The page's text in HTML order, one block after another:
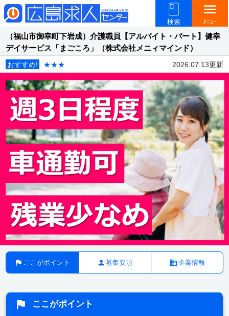
検索
menu
ﾒﾆｭｰ
（福山市御幸町下岩成）介護職員【アルバイト・パート】健幸
デイサービス「まごころ」（株式会社メニィマインド）
おすすめ! ★★★ 2026.07.13更新
ここがポイント 募集要項 企業情報
ここがポイント